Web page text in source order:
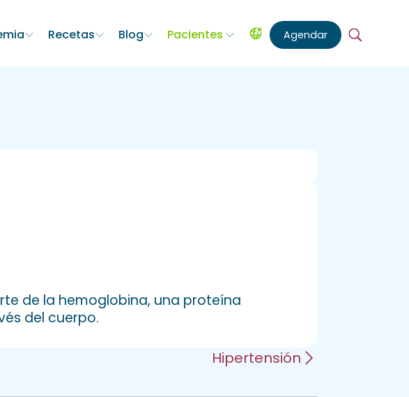
Recetas Blog Pacientes Agendar
de la hemoglobina, una proteína
del cuerpo.
Hipertensión